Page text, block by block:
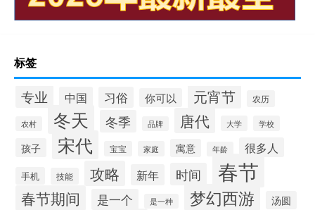
标签
专业 中国 习俗 你可以 元宵节 农历
农村 冬天 冬季 品牌 唐代 大学 学校
孩子 宋代 宝宝 家庭 寓意 年龄 很多人
手机 技能 攻略 新年 时间 春节
春节期间 是一个 是一种 梦幻西游 汤圆